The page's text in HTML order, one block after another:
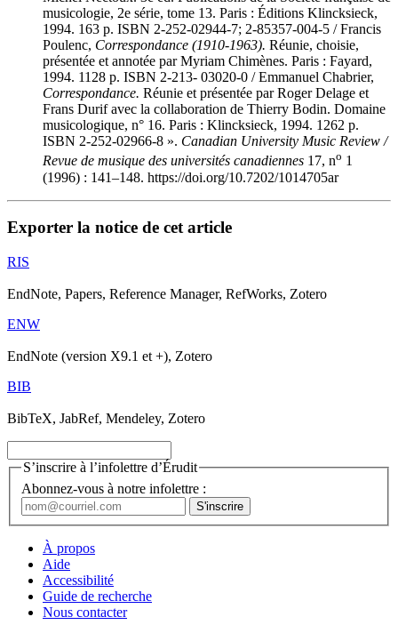
musicologie, 2e série, tome 13. Paris : Éditions Klincksieck,
1994. 163 p. ISBN 2-252-02944-7; 2-85357-004-5 / Francis
Poulenc, Correspondance (1910-1963). Réunie, choisie,
présentée et annotée par Myriam Chimènes. Paris : Fayard,
1994. 1128 p. ISBN 2-213- 03020-0 / Emmanuel Chabrier,
Correspondance. Réunie et présentée par Roger Delage et
Frans Durif avec la collaboration de Thierry Bodin. Domaine
musicologique, n° 16. Paris : Klincksieck, 1994. 1262 p.
ISBN 2-252-02966-8 ». Canadian University Music Review /
Revue de musique des universités canadiennes 17, no 1
(1996) : 141–148. https://doi.org/10.7202/1014705ar
Exporter la notice de cet article
RIS
EndNote, Papers, Reference Manager, RefWorks, Zotero
ENW
EndNote (version X9.1 et +), Zotero
BIB
BibTeX, JabRef, Mendeley, Zotero
S’inscrire à l’infolettre d’Érudit
Abonnez-vous à notre infolettre :
À propos
Aide
Accessibilité
Guide de recherche
Nous contacter